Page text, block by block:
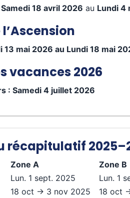
Samedi 18 avril 2026 au Lundi 4
13 mai 2026 au Lundi 18 mai
vacances 2026
: Samedi 4 juillet 2026
récapitulatif
Zone A Zone B
Lun. 1 sept. 2025 Lun. 1
18 oct → 3 nov 2025 18 oct